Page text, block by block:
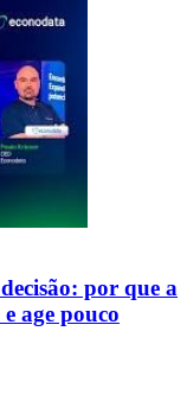
por que a
age pouco